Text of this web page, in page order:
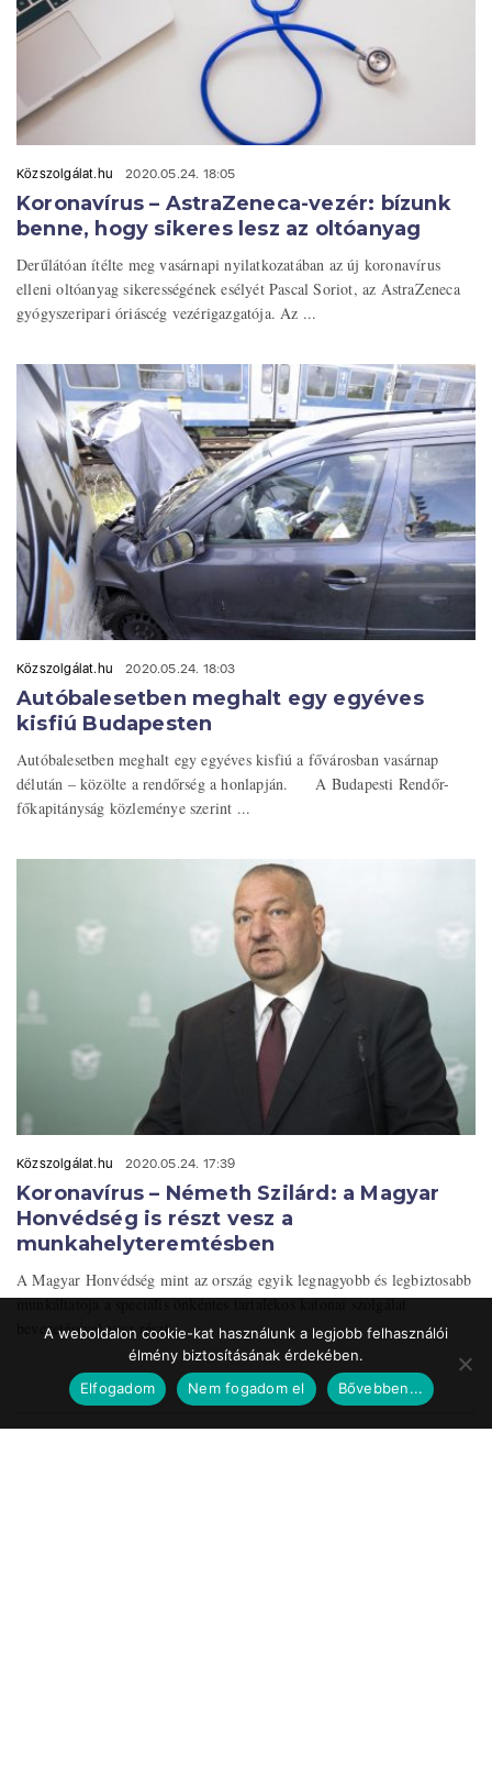
Közszolgálat.hu 2020.05.24. 18:05
Koronavírus – AstraZeneca-vezér: bízunk
benne, hogy sikeres lesz az oltóanyag
Derűlátóan ítélte meg vasárnapi nyilatkozatában az új koronavírus
elleni oltóanyag sikerességének esélyét Pascal Soriot, az AstraZeneca
gyógyszeripari óriáscég vezérigazgatója. Az ...
Közszolgálat.hu 2020.05.24. 18:03
Autóbalesetben meghalt egy egyéves
kisfiú Budapesten
Autóbalesetben meghalt egy egyéves kisfiú a fővárosban vasárnap
délután – közölte a rendőrség a honlapján. A Budapesti Rendőr-
főkapitányság közleménye szerint ...
Közszolgálat.hu 2020.05.24. 17:39
Koronavírus – Németh Szilárd: a Magyar
Honvédség is részt vesz a
munkahelyteremtésben
A Magyar Honvédség mint az ország egyik legnagyobb és legbiztosabb
munkáltatója a speciális önkéntes tartalékos katonai szolgálat
bevezetésével vesz részt ...
A weboldalon cookie-kat használunk a legjobb felhasználói
élmény biztosításának érdekében.
Elfogadom
Nem fogadom el Bővebben...